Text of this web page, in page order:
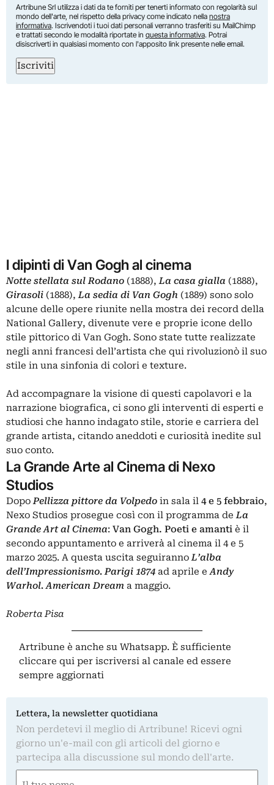
Artribune Srl utilizza i dati da te forniti per tenerti informato con regolarità sul
mondo dell'arte, nel rispetto della privacy come indicato nella nostra
informativa. Iscrivendoti i tuoi dati personali verranno trasferiti su MailChimp
e trattati secondo le modalità riportate in questa informativa. Potrai
disiscriverti in qualsiasi momento con l'apposito link presente nelle email.
Iscriviti
I dipinti di Van Gogh al cinema
Notte stellata sul Rodano (1888),La casa gialla (1888),
Girasoli (1888), La sedia di Van Gogh (1889) sono solo
alcune delle opere riunite nella mostra dei record della
National Gallery, divenute vere e proprie icone dello
stile pittorico di Van Gogh. Sono state tutte realizzate
negli anni francesi dell’artista che qui rivoluzionò il suo
stile in una sinfonia di colori e texture.
Ad accompagnare la visione di questi capolavori e la
narrazione biografica, ci sono gli interventi di esperti e
studiosi che hanno indagato stile, storie e carriera del
grande artista, citando aneddoti e curiosità inedite sul
suo conto.
La Grande Arte al Cinema di Nexo
Studios
DopoPellizza pittore da Volpedo in sala il 4 e 5 febbraio,
Nexo Studios prosegue così con il programma deLa
Grande Art al Cinema: Van Gogh. Poeti e amanti è il
secondo appuntamento e arriverà al cinema il 4 e 5
marzo 2025. A questa uscita seguirannoL’alba
dell’Impressionismo. Parigi 1874 ad aprile eAndy
Warhol. American Dream a maggio.
Roberta Pisa
Artribune è anche su Whatsapp. È sufficiente
cliccare qui per iscriversi al canale ed essere
sempre aggiornati
Lettera, la newsletter quotidiana
Non perdetevi il meglio di Artribune! Ricevi ogni
giorno un'e-mail con gli articoli del giorno e
partecipa alla discussione sul mondo dell'arte.